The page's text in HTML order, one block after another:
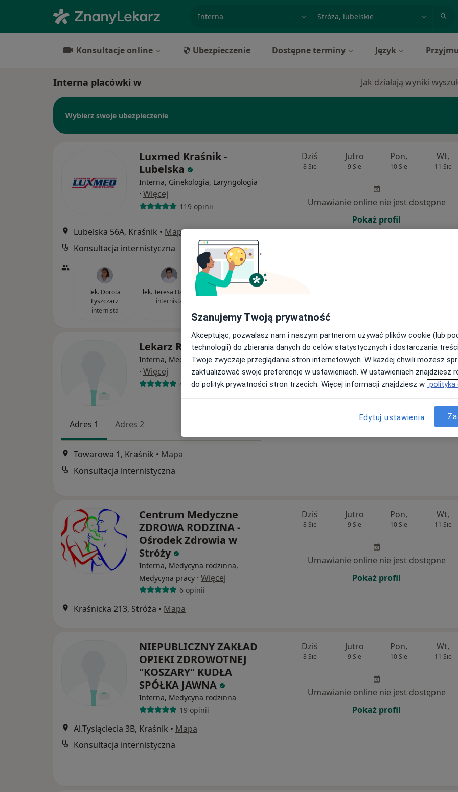
specjalizacja, badanie lub nazwiskomiasto lub dzielnica
Konsultacje online Ubezpieczenie Dostępne terminy Język
Interna placówki w Jak działają wyniki
Wybierz swoje ubezpieczenie
Luxmed Kraśnik -
Lubelska
Interna, Ginekologia, Laryngologia
· Więcej
119 opinii
Lubelska 56A, Kraśnik • Mapa
Konsultacja internistyczna
lek. Dorota
Łyszczarz
internista
lek. Teresa Hałabiś
internista
Dziś
8 Sie
Jutro
9 Sie
Pon,
10 Sie
Wt,
11 Sie
Umawianie online nie jest dostępne
Pokaż profil
Lekarz Rodzinny
Interna, Medycyna pracy, Pediatria
· Więcej
4 opinie
Adres 1 Adres 2
Towarowa 1, Kraśnik • Mapa
Konsultacja internistyczna
Dziś
8 Sie
Jutro
9 Sie
Pon,
10 Sie
Wt,
11 Sie
Umawianie online nie jest dostępne
Centrum Medyczne
ZDROWA RODZINA -
Ośrodek Zdrowia w
Stróży
Interna, Medycyna rodzinna,
Medycyna pracy · Więcej
6 opinii
Kraśnicka 213, Stróża • Mapa
Dziś
8 Sie
Jutro
9 Sie
Pon,
10 Sie
Wt,
11 Sie
Umawianie online nie jest dostępne
Pokaż profil
NIEPUBLICZNY ZAKŁAD
OPIEKI ZDROWOTNEJ
"KOSZARY" KUDŁA
SPÓŁKA JAWNA
Interna, Medycyna rodzinna
19 opinii
Al.Tysiąclecia 3B, Kraśnik • Mapa
Konsultacja internistyczna
Dziś
8 Sie
Jutro
9 Sie
Pon,
10 Sie
Wt,
11 Sie
Umawianie online nie jest dostępne
Pokaż profil
Szanujemy Twoją prywatność
Akceptując, pozwalasz nam i naszym partnerom używać plików cookie (lub
technologii) do zbierania danych do celów statystycznych i dostarczania
Twoje zwyczaje przeglądania stron internetowych. W każdej chwili możesz
zaktualizować swoje preferencje w ustawieniach. W ustawieniach znajdziesz
do polityk prywatności stron trzecich. Więcej informacji znajdziesz w polityka
Edytuj ustawienia